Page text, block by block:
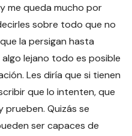
me queda mucho por
sobre todo que no
la persigan hasta
lejano todo es posible
Les diría que si tienen
que lo intenten, que
Quizás se
ser capaces de